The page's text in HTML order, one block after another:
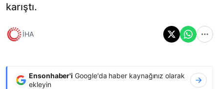
karıştı.
İHA
Ensonhaber'i Google'da haber kaynağınız olarak
ekleyin